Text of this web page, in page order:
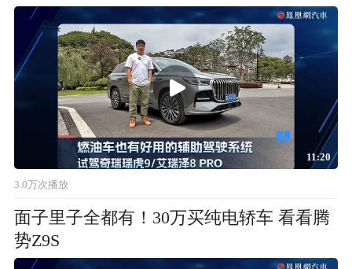
11:20
3.0万次播放
面子里子全都有！30万买纯电轿车 看看腾
势Z9S